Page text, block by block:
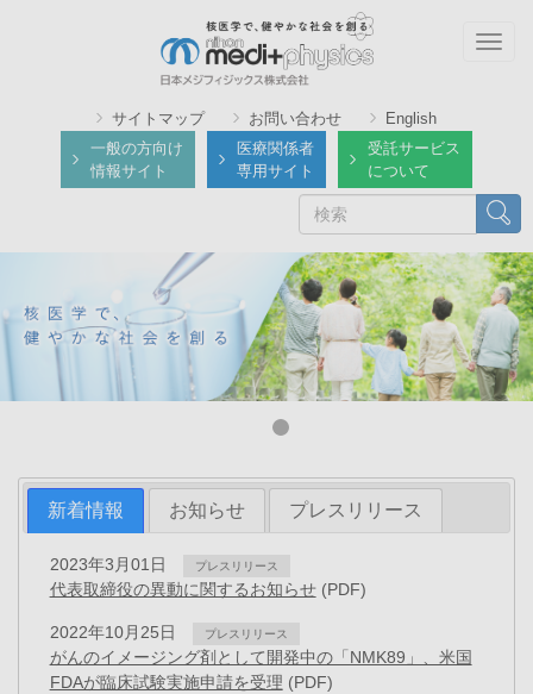
サイトマップ お問い合わせ
English
一般の方向け
情報サイト
医療関係者
専用サイト
受託サービス
について
検索
新着情報 お知らせ プレスリリース
2023年3月01日 プレスリリース
代表取締役の異動に関するお知らせ(PDF)
2022年10月25日 プレスリリース
がんのイメージング剤として開発中の「NMK89」、米国
FDAが臨床試験実施申請を受理 (PDF)